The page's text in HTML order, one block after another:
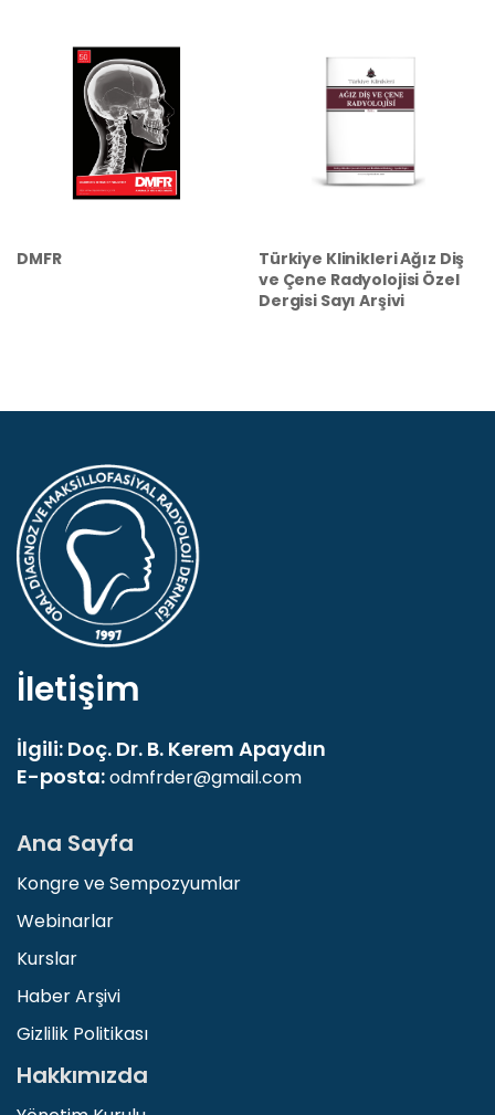
DMFR
Türkiye Klinikleri Ağız Diş
ve Çene Radyolojisi Özel
Dergisi Sayı Arşivi
İletişim
İlgili: Doç. Dr. B. Kerem Apaydın
E-posta:odmfrder@gmail.com
Ana Sayfa
Kongre ve Sempozyumlar
Webinarlar
Kurslar
Haber Arşivi
Gizlilik Politikası
Hakkımızda